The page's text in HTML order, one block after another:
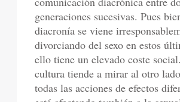
generaciones sucesivas. Pues
diacronía se viene
divorciando del sexo en estos
ello tiene un elevado coste
cultura tiende a mirar al otro
todas las acciones de efectos